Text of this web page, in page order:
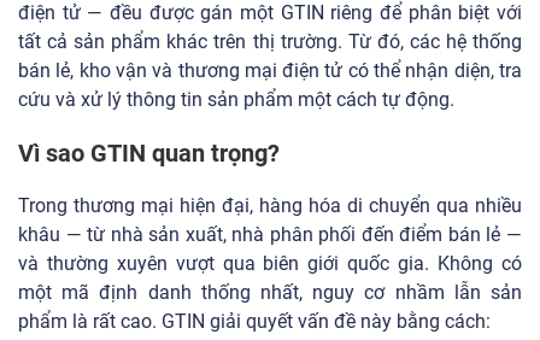
điện tử — đều được gán một GTIN riêng để phân biệt với
tất cả sản phẩm khác trên thị trường. Từ đó, các hệ thống
bán lẻ, kho vận và thương mại điện tử có thể nhận diện, tra
cứu và xử lý thông tin sản phẩm một cách tự động.
Vì sao GTIN quan trọng?
Trong thương mại hiện đại, hàng hóa di chuyển qua nhiều
khâu — từ nhà sản xuất, nhà phân phối đến điểm bán lẻ —
và thường xuyên vượt qua biên giới quốc gia. Không có
một mã định danh thống nhất, nguy cơ nhầm lẫn sản
phẩm là rất cao. GTIN giải quyết vấn đề này bằng cách: